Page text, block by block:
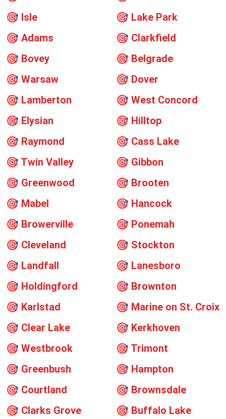
🎯 Isle 🎯 Lake Park
🎯 Adams 🎯 Clarkfield
🎯 Bovey 🎯 Belgrade
🎯 Warsaw 🎯 Dover
🎯 Lamberton 🎯 West Concord
🎯 Elysian 🎯 Hilltop
🎯 Raymond 🎯 Cass Lake
🎯 Twin Valley 🎯 Gibbon
🎯 Greenwood 🎯 Brooten
🎯 Mabel 🎯 Hancock
🎯 Browerville 🎯 Ponemah
🎯 Cleveland 🎯 Stockton
🎯 Landfall 🎯 Lanesboro
🎯 Holdingford 🎯 Brownton
🎯 Karlstad 🎯 Marine on St. Croix
🎯 Clear Lake 🎯 Kerkhoven
🎯 Westbrook 🎯 Trimont
🎯 Greenbush 🎯 Hampton
🎯 Courtland 🎯 Brownsdale
🎯 Clarks Grove 🎯 Buffalo Lake